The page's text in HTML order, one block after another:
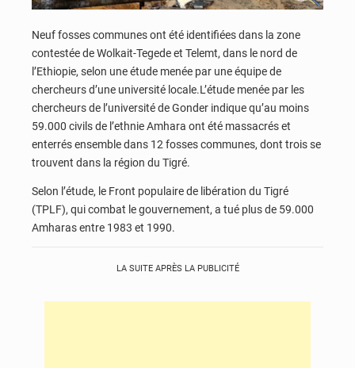
Neuf fosses communes ont été identifiées dans la zone
contestée de Wolkait-Tegede et Telemt, dans le nord de
l’Ethiopie, selon une étude menée par une équipe de
chercheurs d’une université locale.L’étude menée par les
chercheurs de l’université de Gonder indique qu’au moins
59.000 civils de l’ethnie Amhara ont été massacrés et
enterrés ensemble dans 12 fosses communes, dont trois se
trouvent dans la région du Tigré.
Selon l’étude, le Front populaire de libération du Tigré
(TPLF), qui combat le gouvernement, a tué plus de 59.000
Amharas entre 1983 et 1990.
LA SUITE APRÈS LA PUBLICITÉ